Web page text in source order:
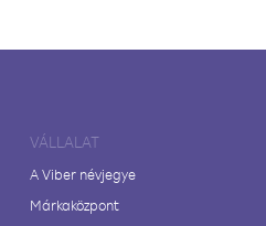
VÁLLALAT
A Viber névjegye
Márkaközpont